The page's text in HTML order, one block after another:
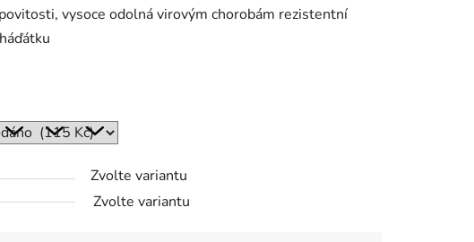
vysoce odolná virovým chorobám rezistentní
Zvolte variantu
Zvolte variantu